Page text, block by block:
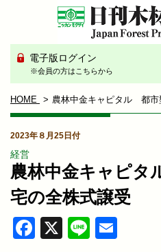
電子版ログイン
※会員の方はこちらから
HOME 農林中金キャピタル 都市
2023年８月25日付
経営
農林中金キャピ
宅の全株式譲受
Facebook
X Line